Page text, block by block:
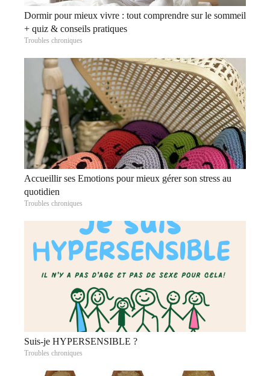
Dormir pour mieux vivre : tout comprendre sur le sommeil
+ quiz & conseils pratiques
Troubles chroniques
Accueillir ses Emotions pour mieux gérer son stress au
quotidien
Troubles chroniques
Suis-je HYPERSENSIBLE ?
Troubles chroniques